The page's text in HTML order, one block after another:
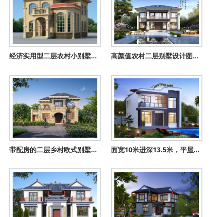
经济实用型二层农村小别墅设计图，造价25万内，外观看起来时尚 高颜值农村二层别墅设计图，颜值在线造价不高，建房好选择！
带配房的二层乡村欧式别墅设计图，尺寸15.84×13.84米 面宽10米进深13.5米，平屋顶现代风格二层别墅设计图